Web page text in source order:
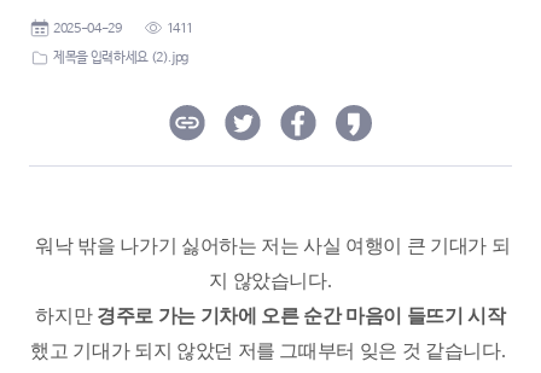
2025-04-29 1411
제목을 입력하세요 (2).jpg
워낙 밖을 나가기 싫어하는 저는 사실 여행이 큰 기대가 되
지 않았습니다.
하지만 경주로 가는 기차에 오른 순간 마음이 들뜨기 시작
했고 기대가 되지 않았던 저를 그때부터 잊은 것 같습니다.